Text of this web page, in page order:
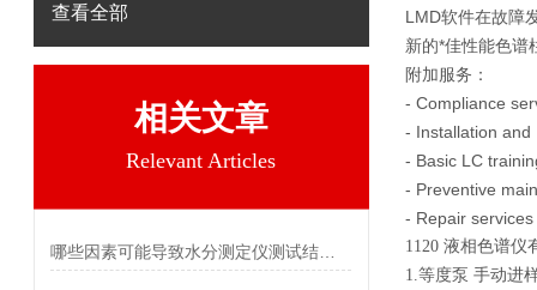
查看全部
相关文章
Relevant Articles
LMD软件在故障
新的*佳性能色谱
附加服务：
- Compliance
- Installation and
- Basic LC
- Preventive
- Repair services
1120 液相色谱仪
1.等度泵 手动进